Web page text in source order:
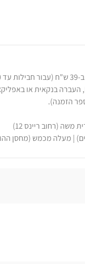
(רחוב ריינס 12)
| מעלה מכמש (מחסן